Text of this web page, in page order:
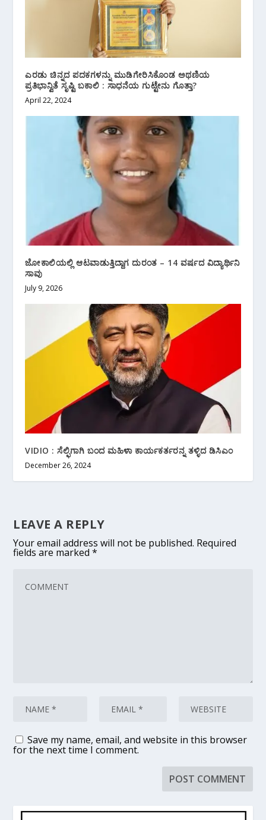
ಎರಡು ಚಿನ್ನದ ಪದಕಗಳನ್ನು ಮುಡಿಗೇರಿಸಿಕೊಂಡ ಅಥಣಿಯ
ಪ್ರತಿಭಾನ್ವಿತೆ ಸೃಷ್ಟಿ ಬಕಾಲಿ : ಸಾಧನೆಯ ಗುಟ್ಟೇನು ಗೊತ್ತಾ?
April 22, 2024
ಜೋಕಾಲಿಯಲ್ಲಿ ಆಟವಾಡುತ್ತಿದ್ದಾಗ ದುರಂತ – 14 ವರ್ಷದ ವಿದ್ಯಾರ್ಥಿನಿ
ಸಾವು
July 9, 2026
VIDIO : ಸೆಲ್ಫಿಗಾಗಿ ಬಂದ ಮಹಿಳಾ ಕಾರ್ಯಕರ್ತರನ್ನ ತಳ್ಳಿದ ಡಿಸಿಎಂ
December 26, 2024
LEAVE A REPLY
Your email address will not be published. Required
fields are marked*
Save my name, email, and website in this browser
for the next time I comment.